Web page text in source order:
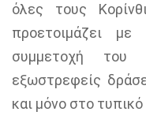
όλες τους
προετοιμάζει με
συμμετοχή
εξωστρεφείς
και μόνο στο